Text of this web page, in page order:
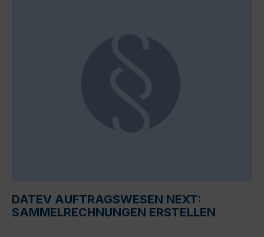
DATEV AUFTRAGSWESEN NEXT:
SAMMELRECHNUNGEN ERSTELLEN